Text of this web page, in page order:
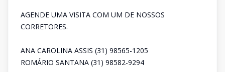
AGENDE UMA VISITA COM UM DE NOSSOS
CORRETORES.
ANA CAROLINA ASSIS (31) 98565-1205
ROMÁRIO SANTANA (31) 98582-9294